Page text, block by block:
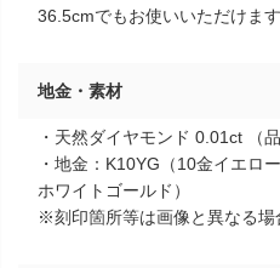
36.5cmでもお使いいただけます
地金・素材
・天然ダイヤモンド 0.01ct （
・地金：K10YG（10金イエロ
ホワイトゴールド）
※刻印箇所等は画像と異なる場